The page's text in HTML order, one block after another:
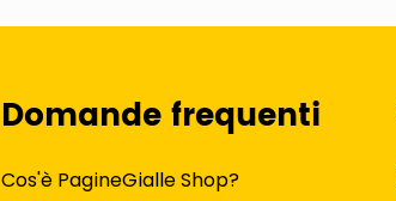
Domande frequenti
Cos'è PagineGialle Shop?